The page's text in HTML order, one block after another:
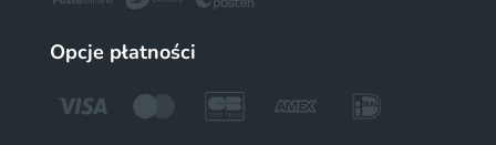
Opcje płatności